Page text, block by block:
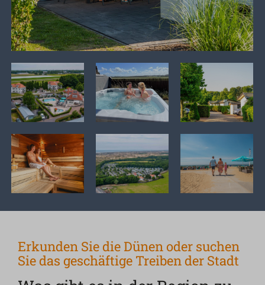
Erkunden Sie die Dünen oder suchen
Sie das geschäftige Treiben der Stadt